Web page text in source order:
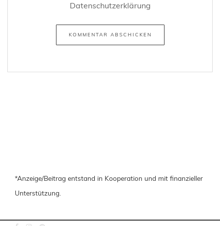
Datenschutzerklärung
*Anzeige/Beitrag entstand in Kooperation und mit finanzieller
Unterstützung.